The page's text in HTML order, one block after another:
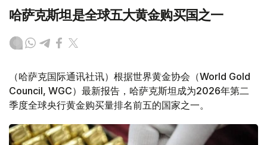
哈萨克斯坦是全球五大黄金购买国之一
（哈萨克国际通讯社讯）根据世界黄金协会（World Gold
Council, WGC）最新报告，哈萨克斯坦成为2026年第二
季度全球央行黄金购买量排名前五的国家之一。